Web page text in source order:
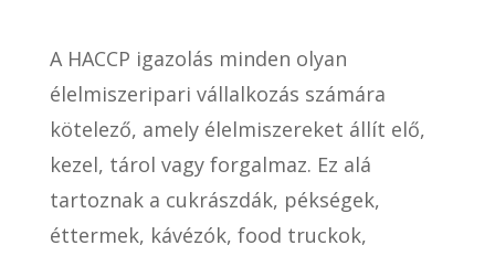
A HACCP igazolás minden olyan
élelmiszeripari vállalkozás számára
kötelező, amely élelmiszereket állít elő,
kezel, tárol vagy forgalmaz. Ez alá
tartoznak a cukrászdák, pékségek,
éttermek, kávézók, food truckok,